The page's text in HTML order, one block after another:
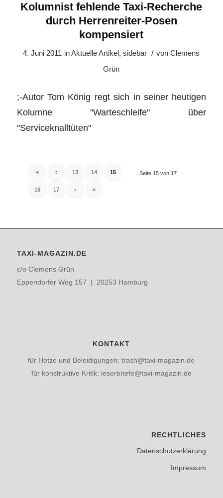
Kolumnist fehlende Taxi-Recherche
durch Herrenreiter-Posen
kompensiert
4. Juni 2011 inAktuelle Artikel ,sidebar / vonClemens
Grün
;-Autor Tom König regt sich in seiner heutigen
Kolumne "Warteschleife" über
"Serviceknalltüten"
Seite 15 von 17
« ‹ 13 14 15
16 17 › »
TAXI-MAGAZIN.DE
c/o Clemens Grün
Eppendorfer Weg 157 | 20253 Hamburg
KONTAKT
für Hetze und Beleidigungen: trash@taxi-magazin.de
für konstruktive Kritik: leserbriefe@taxi-magazin.de
RECHTLICHES
Datenschutzerklärung
Impressum